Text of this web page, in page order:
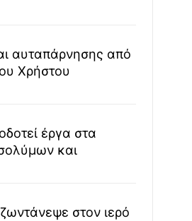
αυταπάρνησης από
Χρήστου
έργα στα
και
στον ιερό